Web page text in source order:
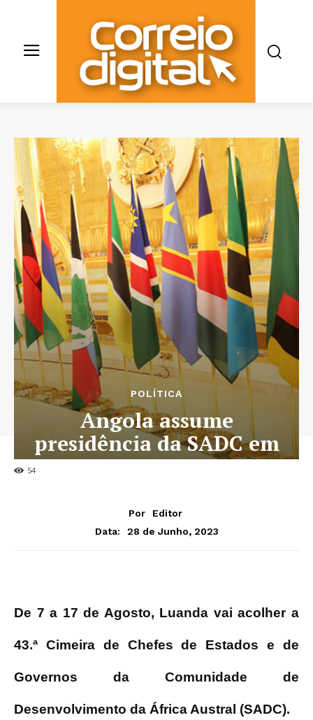
54
POLÍTICA
Angola assume
presidência da SADC em
Agosto
Por
Editor
Data:
28 de Junho, 2023
De 7 a 17 de Agosto, Luanda vai acolher a
43.ª Cimeira de Chefes de Estados e de
Governos da Comunidade de
Desenvolvimento da África Austral (SADC).